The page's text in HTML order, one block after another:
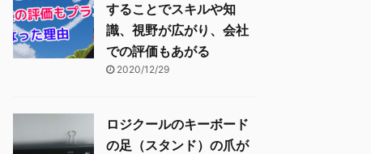
することでスキルや知
識、視野が広がり、会社
での評価もあがる
2020/12/29
ロジクールのキーボード
の足（スタンド）の爪が